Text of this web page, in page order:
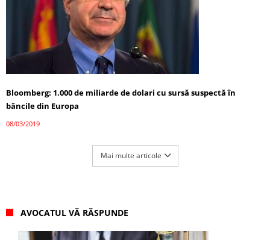
Bloomberg: 1.000 de miliarde de dolari cu sursă suspectă în
băncile din Europa
08/03/2019
Mai multe articole
AVOCATUL VĂ RĂSPUNDE